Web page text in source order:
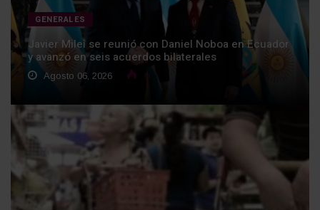
GENERALES
Javier Milei se reunió con Daniel Noboa en Ecuador
y avanzó en seis acuerdos bilaterales
Agosto 06, 2026 0